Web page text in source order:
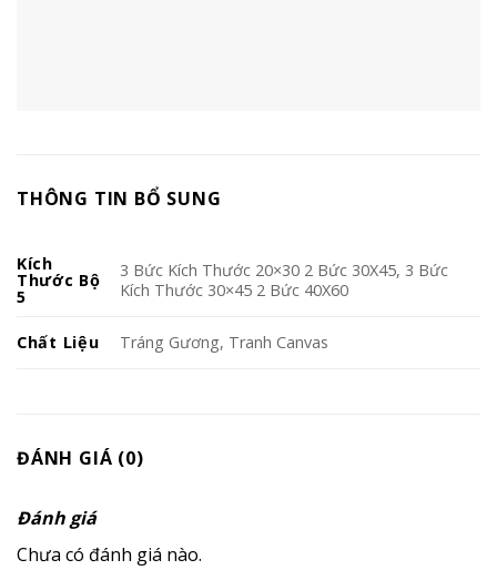
THÔNG TIN BỔ SUNG
Kích
Thước Bộ
5
3 Bức Kích Thước 20×30 2 Bức 30X45, 3 Bức
Kích Thước 30×45 2 Bức 40X60
Chất Liệu Tráng Gương, Tranh Canvas
ĐÁNH GIÁ (0)
Đánh giá
Chưa có đánh giá nào.